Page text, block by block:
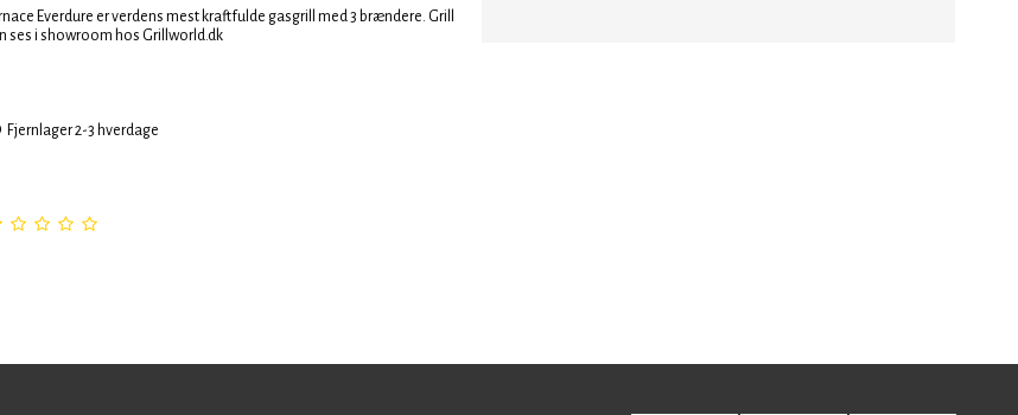
Everdure er verdens mest kraftfulde gasgrill med 3 brændere. Grill
ses i showroom hos Grillworld.dk
Fjernlager 2-3 hverdage